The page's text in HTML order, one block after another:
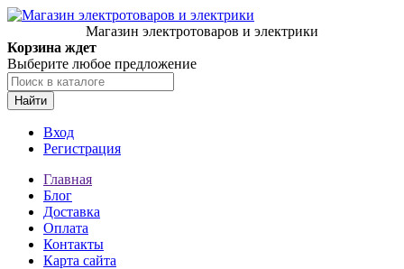
Магазин электротоваров и электрики
Корзина ждет
Выберите любое предложение
Найти
Вход
Регистрация
Главная
Блог
Доставка
Оплата
Контакты
Карта сайта